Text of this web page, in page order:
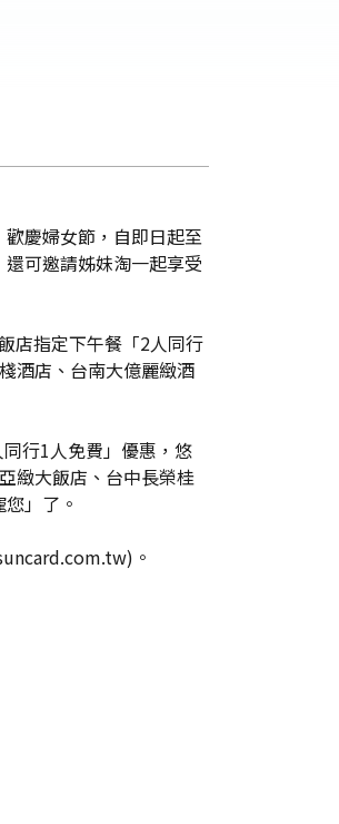
慶婦女節，自即日起至
可邀請姊妹淘一起享受
店指定下午餐「2人同行
酒店、台南大億麗緻酒
行1人免費」優惠，悠
緻大飯店、台中長榮桂
」了。
。